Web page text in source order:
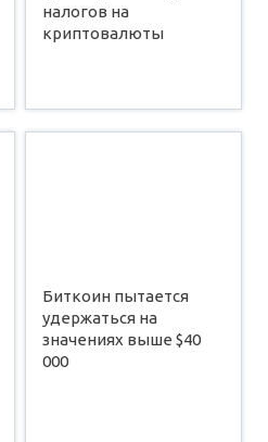
налогов на
криптовалюты
Биткоин пытается
удержаться на
значениях выше $40
000